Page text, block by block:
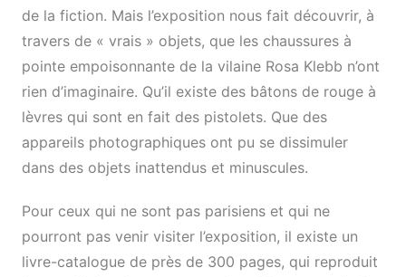
de la fiction. Mais l’exposition nous fait découvrir, à
travers de « vrais » objets, que les chaussures à
pointe empoisonnante de la vilaine Rosa Klebb n’ont
rien d’imaginaire. Qu’il existe des bâtons de rouge à
lèvres qui sont en fait des pistolets. Que des
appareils photographiques ont pu se dissimuler
dans des objets inattendus et minuscules.
Pour ceux qui ne sont pas parisiens et qui ne
pourront pas venir visiter l’exposition, il existe un
livre-catalogue de près de 300 pages, qui reproduit